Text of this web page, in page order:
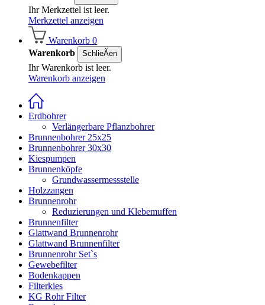
Ihr Merkzettel ist leer.
Merkzettel anzeigen
Warenkorb 0
Warenkorb
SchlieÃen
Ihr Warenkorb ist leer.
Warenkorb anzeigen
Erdbohrer
Verlängerbare Pflanzbohrer
Brunnenbohrer 25x25
Brunnenbohrer 30x30
Kiespumpen
Brunnenköpfe
Grundwassermessstelle
Holzzangen
Brunnenrohr
Reduzierungen und Klebemuffen
Brunnenfilter
Glattwand Brunnenrohr
Glattwand Brunnenfilter
Brunnenrohr Set`s
Gewebefilter
Bodenkappen
Filterkies
KG Rohr Filter